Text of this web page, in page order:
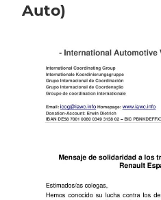
Auto)